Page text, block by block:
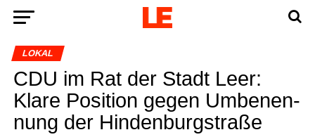
LOKAL
CDU im Rat der Stadt Leer:
Kla­re Posi­ti­on gegen Umbe­nen­
nung der Hindenburgstraße